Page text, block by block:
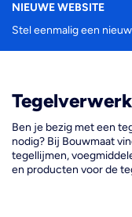
NIEUWE WEBSITE
Stel eenmalig een
Ben je bezig met een
nodig? Bij Bouwmaat
tegellijmen,
en producten voor de